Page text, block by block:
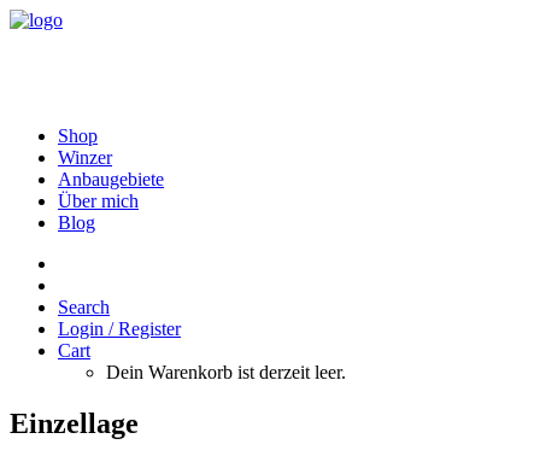
Shop
Winzer
Anbaugebiete
Über mich
Blog
Search
Login / Register
Cart
Dein Warenkorb ist derzeit leer.
Einzellage